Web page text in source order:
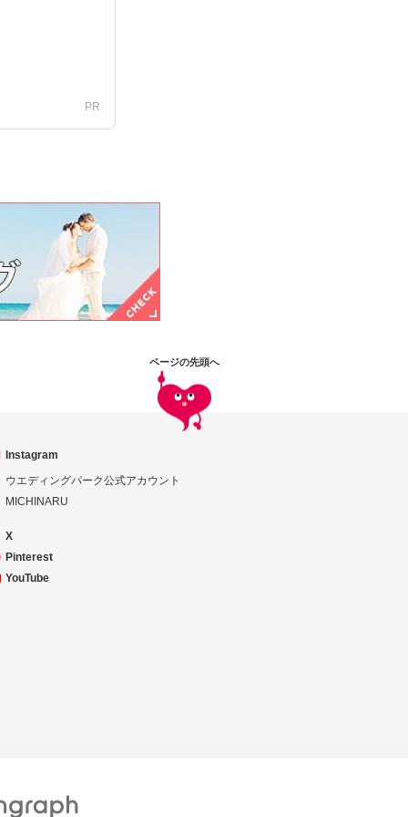
PR
Instagram
ウエディングパーク公式アカウント
MICHINARU
X
Pinterest
YouTube
ページの先頭へ